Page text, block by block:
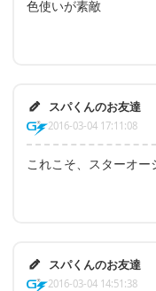
色使いが素敵
スパくんのお友達
2016-03-04 17:11:08
これこそ、スターオー
スパくんのお友達
2016-03-04 14:51:38